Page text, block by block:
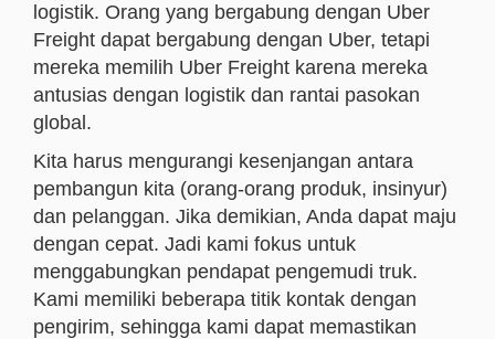
logistik. Orang yang bergabung dengan Uber
Freight dapat bergabung dengan Uber, tetapi
mereka memilih Uber Freight karena mereka
antusias dengan logistik dan rantai pasokan
global.
Kita harus mengurangi kesenjangan antara
pembangun kita (orang-orang produk, insinyur)
dan pelanggan. Jika demikian, Anda dapat maju
dengan cepat. Jadi kami fokus untuk
menggabungkan pendapat pengemudi truk.
Kami memiliki beberapa titik kontak dengan
pengirim, sehingga kami dapat memastikan